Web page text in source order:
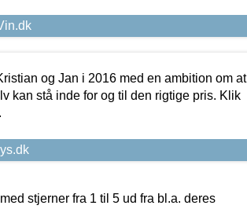
og Jan i 2016 med en ambition om at
kan stå inde for og til den rigtige pris. Klik
stjerner fra 1 til 5 ud fra bl.a. deres